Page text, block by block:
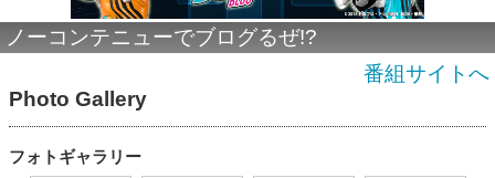
ノーコンテニューでブログるぜ!?
番組サイトへ
Photo Gallery
フォトギャラリー